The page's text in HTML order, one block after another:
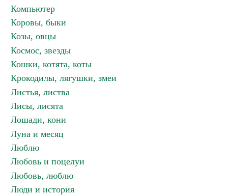
Компьютер
Коровы, быки
Козы, овцы
Космос, звезды
Кошки, котята, коты
Крокодилы, лягушки, змеи
Листья, листва
Лисы, лисята
Лошади, кони
Луна и месяц
Люблю
Любовь и поцелуи
Любовь, люблю
Люди и история